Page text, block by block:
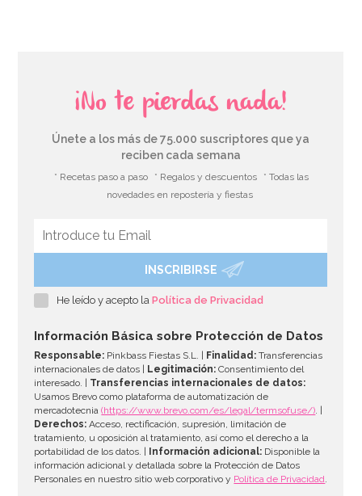
Molde Plástico Cerebro 19,5 cm
AÑADIR
¡No te pierdas nada!
Únete a los más de 75.000 suscriptores que ya
reciben cada semana
* Recetas paso a paso * Regalos y descuentos
* Todas las
novedades en repostería y fiestas
INSCRIBIRSE
He leído y acepto laPolítica de Privacidad
Información Básica sobre Protección de Datos
Responsable: Pinkbass Fiestas S.L. | Finalidad: Transferencias
internacionales de datos |
Legitimación: Consentimiento del
interesado. | Transferencias internacionales de datos:
Usamos Brevo como plataforma de automatización de
mercadotecnia(https://www.brevo.com/es/legal/termsofuse/). |
Derechos: Acceso, rectificación, supresión, limitación de
tratamiento, u oposición al tratamiento, así como el derecho a la
portabilidad de los datos. |
Información adicional: Disponible la
información adicional y detallada sobre la Protección de Datos
Personales en nuestro sitio web corporativo y Política de Privacidad.